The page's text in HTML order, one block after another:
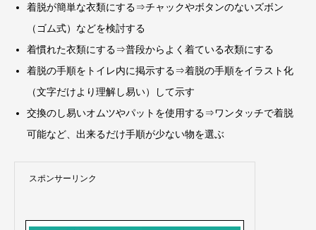
着脱が簡単な衣類にする⇒チャックやボタンのないズボン
（ゴム式）などを検討する
着慣れた衣類にする⇒普段からよく着ている衣類にする
着脱の手順をトイレ内に掲示する⇒着脱の手順をイラスト化
（文字だけより理解し易い）して示す
交換のし易いオムツやパットを使用する⇒ワンタッチで着脱
可能など、出来るだけ手順が少ない物を選ぶ
スポンサーリンク